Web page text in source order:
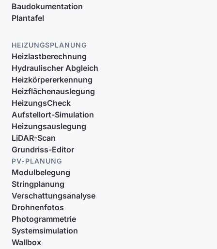
Baudokumentation
Plantafel
HEIZUNGSPLANUNG
Heizlastberechnung
Hydraulischer Abgleich
Heizkörpererkennung
Heizflächenauslegung
HeizungsCheck
Aufstellort-Simulation
Heizungsauslegung
LiDAR-Scan
Grundriss-Editor
PV-PLANUNG
Modulbelegung
Stringplanung
Verschattungsanalyse
Drohnenfotos
Photogrammetrie
Systemsimulation
Wallbox